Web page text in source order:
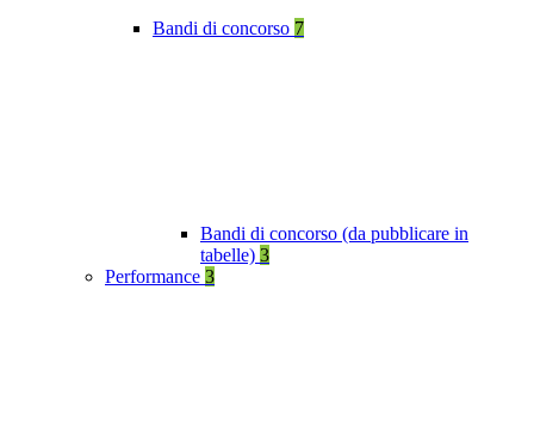
Bandi di concorso 7
Bandi di concorso (da pubblicare in
tabelle) 3
Performance 3